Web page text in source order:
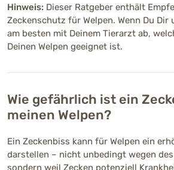
Hinweis: Dieser Ratgeber enthält
Zeckenschutz für Welpen. Wenn Du
am besten mit Deinem Tierarzt ab,
Deinen Welpen geeignet ist.
Wie gefährlich ist ein
meinen Welpen?
Ein Zeckenbiss kann für Welpen ein
darstellen – nicht unbedingt wegen
sondern weil Zecken potenziell